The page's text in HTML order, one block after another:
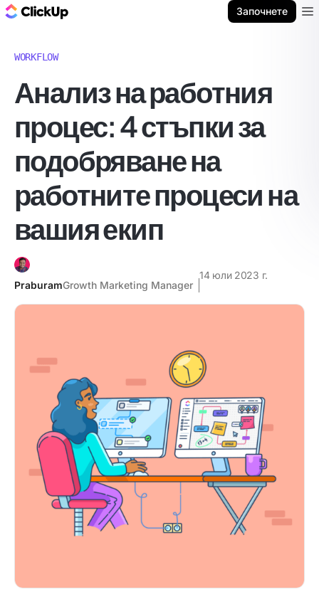
Започнете
WORKFLOW
Анализ на работния
процес: 4 стъпки за
подобряване на
работните процеси на
вашия екип
PraburamGrowth Marketing Manager
14 юли 2023 г.